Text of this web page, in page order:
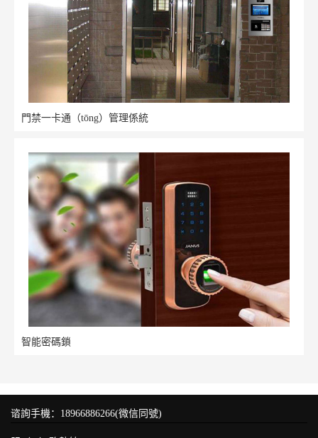
門禁一卡通（tōng）管理係統
智能密碼鎖
谘詢手機：18966886266(微信同號)